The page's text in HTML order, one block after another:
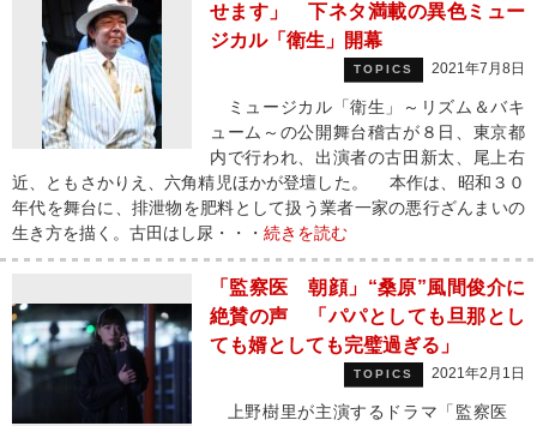
せます」 下ネタ満載の異色ミュー
ジカル「衛生」開幕
TOPICS 2021年7月8日
ミュージカル「衛生」～リズム＆バキ
ューム～の公開舞台稽古が８日、東京都
内で行われ、出演者の古田新太、尾上右
近、ともさかりえ、六角精児ほかが登壇した。 本作は、昭和３０
年代を舞台に、排泄物を肥料として扱う業者一家の悪行ざんまいの
生き方を描く。古田はし尿・・・ 続きを読む
「監察医 朝顔」“桑原”風間俊介に
絶賛の声 「パパとしても旦那とし
ても婿としても完璧過ぎる」
TOPICS 2021年2月1日
上野樹里が主演するドラマ「監察医